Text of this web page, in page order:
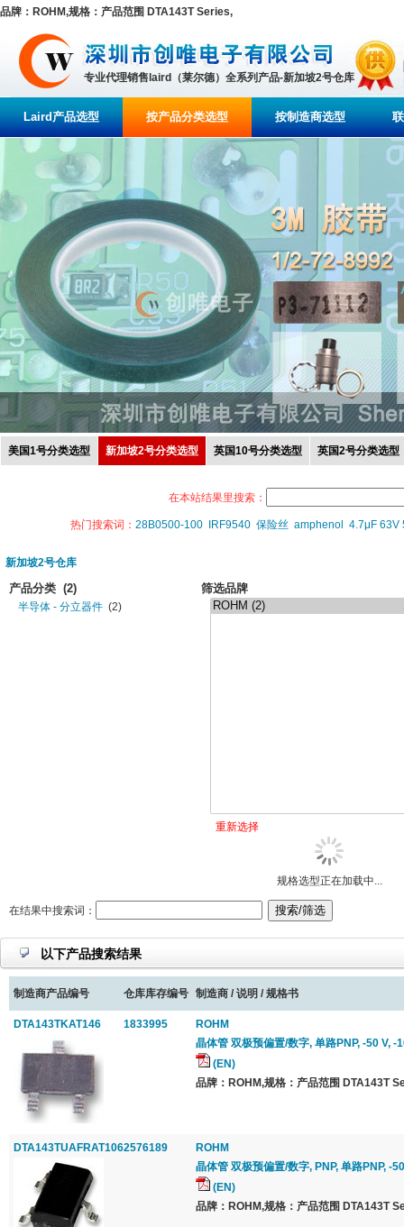
品牌：ROHM,规格：产品范围 DTA143T Series,
专业代理销售laird（莱尔德）全系列产品-新加坡2号仓库
Laird产品选型 按产品分类选型 按制造商选型
美国1号分类选型 新加坡2号分类选型 英国10号分类选型 英国2号分类选型
在本站结果里搜索：
热门搜索词： 28B0500-100 IRF9540 保险丝 amphenol 4.7μF 63V
新加坡2号仓库
产品分类 (2)
半导体 - 分立器件 (2)
筛选品牌
重新选择
规格选型正在加载中...
在结果中搜索词：
以下产品搜索结果
制造商产品编号 仓库库存编号 制造商 / 说明 / 规格书
DTA143TKAT146 1833995
ROHM
晶体管 双极预偏置/数字, 单路PNP, -50 V,
(EN)
品牌：ROHM,规格：产品范围 DTA143T
DTA143TUAFRAT1062576189
ROHM
晶体管 双极预偏置/数字, PNP, 单路PNP, -
(EN)
品牌：ROHM,规格：产品范围 DTA143T